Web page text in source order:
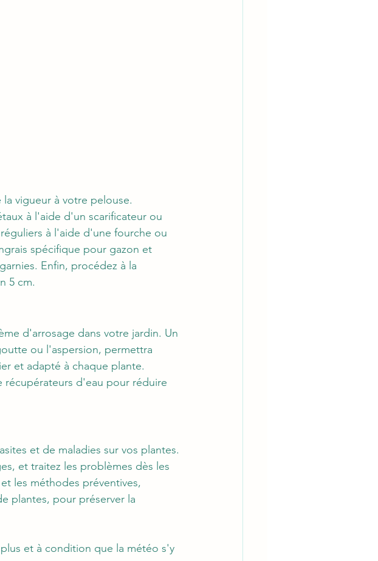
vigueur à votre pelouse.
à l'aide d'un scarificateur ou
à l'aide d'une fourche ou
spécifique pour gazon et
Enfin, procédez à la
5 cm.
d'arrosage dans votre jardin. Un
ou l'aspersion, permettra
et adapté à chaque plante.
récupérateurs d'eau pour réduire
et de maladies sur vos plantes.
et traitez les problèmes dès les
les méthodes préventives,
plantes, pour préserver la
et à condition que la météo s'y